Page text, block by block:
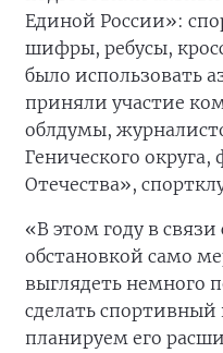
Единой России»:
шифры, ребусы,
было использовать
приняли участие
облдумы,
Генического
Отечества»,
«В этом году в
обстановкой само
выглядеть немного
сделать
планируем его